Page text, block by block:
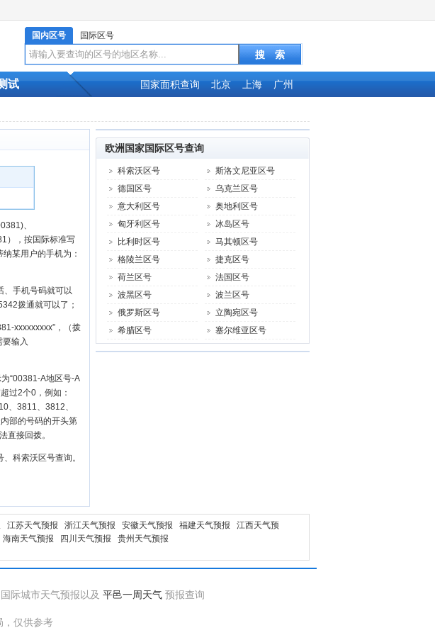
国内区号 国际区号
试 国家面积查询 北京 上海 广州
、
），按国际标准写
某用户的手机为：
、手机号码就可以
拨通就可以了；
xxxxxxxxx”，（拨
输入
“00381-A地区号-A
过2个0，例如：
、3811、3812、
部的号码的开头第
直接回拨。
科索沃区号查询。
欧洲国家国际区号查询
科索沃区号
斯洛文尼亚区号
德国区号
乌克兰区号
意大利区号
奥地利区号
匈牙利区号
冰岛区号
比利时区号
马其顿区号
格陵兰区号
捷克区号
荷兰区号
法国区号
波黑区号
波兰区号
俄罗斯区号
立陶宛区号
希腊区号
塞尔维亚区号
江苏天气预报 浙江天气预报 安徽天气预报 福建天气预报
江西天气预
海南天气预报 四川天气预报 贵州天气预报
,国际城市天气预报以及 平邑一周天气 预报查询
，仅供参考